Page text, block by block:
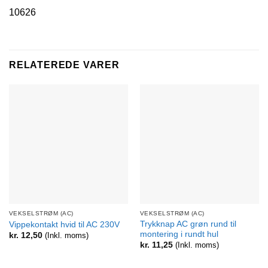
10626
RELATEREDE VARER
VEKSELSTRØM (AC)
Vippekontakt hvid til AC 230V
kr. 12,50(Inkl. moms)
VEKSELSTRØM (AC)
Trykknap AC grøn rund til
montering i rundt hul
kr. 11,25(Inkl. moms)